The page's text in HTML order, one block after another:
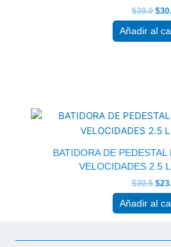
$39.0 $
Añadir al
BATIDORA DE
VELOCIDADES 2.5
$30.5
era:
$
Añadir al